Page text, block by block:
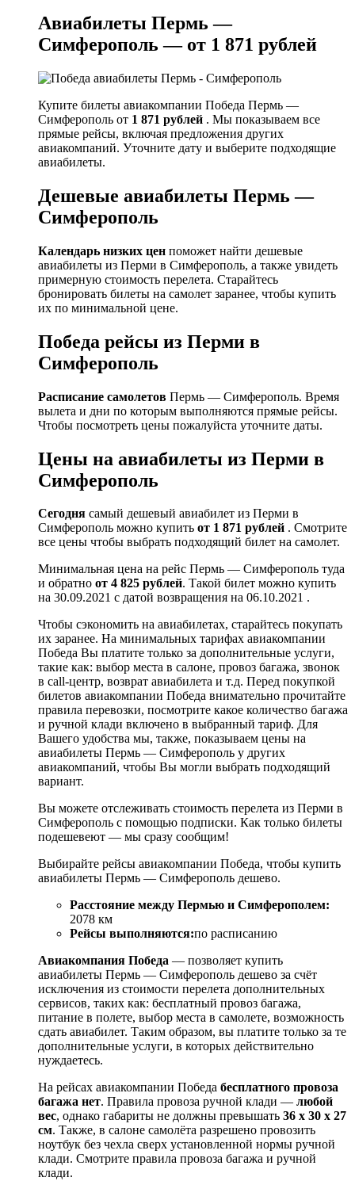
Авиабилеты Пермь —
Симферополь — от 1 871 рублей
Купите билеты авиакомпании Победа Пермь —
Симферополь от 1 871 рублей . Мы показываем все
прямые рейсы, включая предложения других
авиакомпаний. Уточните дату и выберите подходящие
авиабилеты.
Дешевые авиабилеты Пермь —
Симферополь
Календарь низких цен поможет найти дешевые
авиабилеты из Перми в Симферополь, а также увидеть
примерную стоимость перелета. Старайтесь
бронировать билеты на самолет заранее, чтобы купить
их по минимальной цене.
Победа рейсы из Перми в
Симферополь
Расписание самолетов Пермь — Симферополь. Время
вылета и дни по которым выполняются прямые рейсы.
Чтобы посмотреть цены пожалуйста уточните даты.
Цены на авиабилеты из Перми в
Симферополь
Сегодня самый дешевый авиабилет из Перми в
Симферополь можно купить от 1 871 рублей . Смотрите
все цены чтобы выбрать подходящий билет на самолет.
Минимальная цена на рейс Пермь — Симферополь туда
и обратно от 4 825 рублей. Такой билет можно купить
на 30.09.2021 с датой возвращения на 06.10.2021 .
Чтобы сэкономить на авиабилетах, старайтесь покупать
их заранее. На минимальных тарифах авиакомпании
Победа Вы платите только за дополнительные услуги,
такие как: выбор места в салоне, провоз багажа, звонок
в call-центр, возврат авиабилета и т.д. Перед покупкой
билетов авиакомпании Победа внимательно прочитайте
правила перевозки, посмотрите какое количество багажа
и ручной клади включено в выбранный тариф. Для
Вашего удобства мы, также, показываем цены на
авиабилеты Пермь — Симферополь у других
авиакомпаний, чтобы Вы могли выбрать подходящий
вариант.
Вы можете отслеживать стоимость перелета из Перми в
Симферополь с помощью подписки. Как только билеты
подешевеют — мы сразу сообщим!
Выбирайте рейсы авиакомпании Победа, чтобы купить
авиабилеты Пермь — Симферополь дешево.
Расстояние между Пермью и Симферополем:
2078 км
Рейсы выполняются:по расписанию
Авиакомпания Победа — позволяет купить
авиабилеты Пермь — Симферополь дешево за счёт
исключения из стоимости перелета дополнительных
сервисов, таких как: бесплатный провоз багажа,
питание в полете, выбор места в самолете, возможность
сдать авиабилет. Таким образом, вы платите только за те
дополнительные услуги, в которых действительно
нуждаетесь.
На рейсах авиакомпании Победа бесплатного провоза
багажа нет. Правила провоза ручной клади — любой
вес, однако габариты не должны превышать 36 x 30 x 27
см. Также, в салоне самолёта разрешено провозить
ноутбук без чехла сверх установленной нормы ручной
клади. Смотрите правила провоза багажа и ручной
клади.